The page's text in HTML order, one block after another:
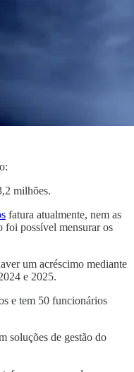
milhões.
fatura atualmente, nem as
foi possível mensurar os
um acréscimo mediante
e 2025.
e tem 50 funcionários
soluções de gestão do